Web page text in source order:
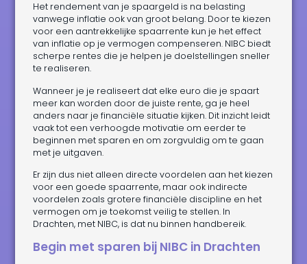
Het rendement van je spaargeld is na belasting
vanwege inflatie ook van groot belang. Door te kiezen
voor een aantrekkelijke spaarrente kun je het effect
van inflatie op je vermogen compenseren. NIBC biedt
scherpe rentes die je helpen je doelstellingen sneller
te realiseren.
Wanneer je je realiseert dat elke euro die je spaart
meer kan worden door de juiste rente, ga je heel
anders naar je financiële situatie kijken. Dit inzicht leidt
vaak tot een verhoogde motivatie om eerder te
beginnen met sparen en om zorgvuldig om te gaan
met je uitgaven.
Er zijn dus niet alleen directe voordelen aan het kiezen
voor een goede spaarrente, maar ook indirecte
voordelen zoals grotere financiële discipline en het
vermogen om je toekomst veilig te stellen. In
Drachten, met NIBC, is dat nu binnen handbereik.
Begin met sparen bij NIBC in Drachten